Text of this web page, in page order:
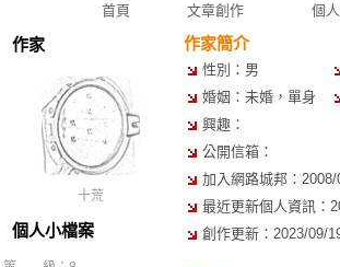
首頁 文章創作 個
作家
十荒
個人小檔案
作家簡介
性別：男
婚姻：未婚，單身
興趣：
公開信箱：
加入網路城邦：
最近更新個人資訊：
創作更新：2023/09/